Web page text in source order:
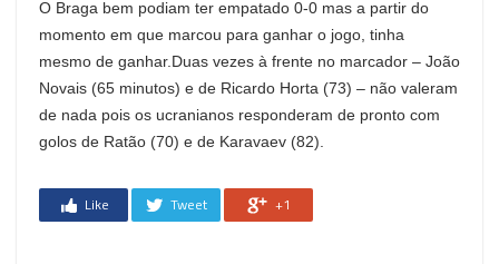
O Braga bem podiam ter empatado 0-0 mas a partir do
momento em que marcou para ganhar o jogo, tinha
mesmo de ganhar.Duas vezes à frente no marcador – João
Novais (65 minutos) e de Ricardo Horta (73) – não valeram
de nada pois os ucranianos responderam de pronto com
golos de Ratão (70) e de Karavaev (82).
Like Tweet +1